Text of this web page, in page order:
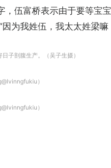
，伍富桥表示由于要等宝
为我姓伍，我太太姓梁嘛
子剖腹生产。（吴子生摄）
）
）